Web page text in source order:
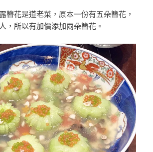
簪花是道老菜，原本一份有五朵簪花，
，所以有加價添加兩朵簪花。